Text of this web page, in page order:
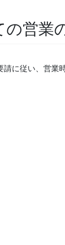
の営業
に従い、営業